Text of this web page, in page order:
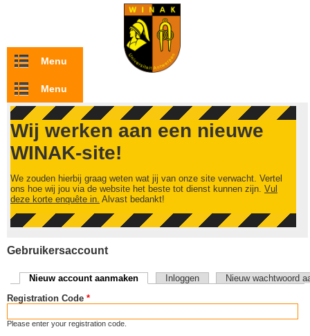
Overslaan en naar de inhoud gaan
Menu
Menu
Wij werken aan een nieuwe
WINAK-site!
We zouden hierbij graag weten wat jij van onze site verwacht. Vertel
ons hoe wij jou via de website het beste tot dienst kunnen zijn. Vul
deze korte enquête in. Alvast bedankt!
Gebruikersaccount
Primaire tabs
Nieuw account aanmaken (actieve tabblad)
Inloggen
Nieuw wachtwoord
Registration Code *
Please enter your registration code.